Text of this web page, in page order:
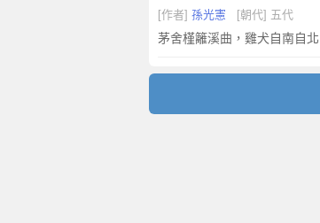
[作者] 孫光憲 [朝代] 五代
茅舍槿籬溪曲，雞犬自南自